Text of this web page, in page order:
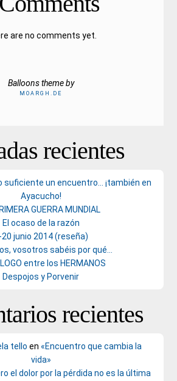
are no comments yet.
Balloons theme by
MOARGH.DE
recientes
suficiente un encuentro… ¡también en
Ayacucho!
GUERRA MUNDIAL
El ocaso de la razón
20 junio 2014 (reseña)
vosotros sabéis por qué…
entre los HERMANOS
Despojos y Porvenir
recientes
tello en «Encuentro que cambia la
vida»
el dolor por la pérdida no es la última